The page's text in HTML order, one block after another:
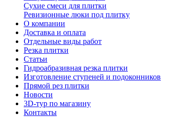
Сухие смеси для плитки
Ревизионные люки под плитку
О компании
Доставка и оплата
Отдельные виды работ
Резка плитки
Статьи
Гидроабразивная резка плитки
Изготовление ступеней и подоконников
Прямой рез плитки
Новости
3D-тур по магазину
Контакты